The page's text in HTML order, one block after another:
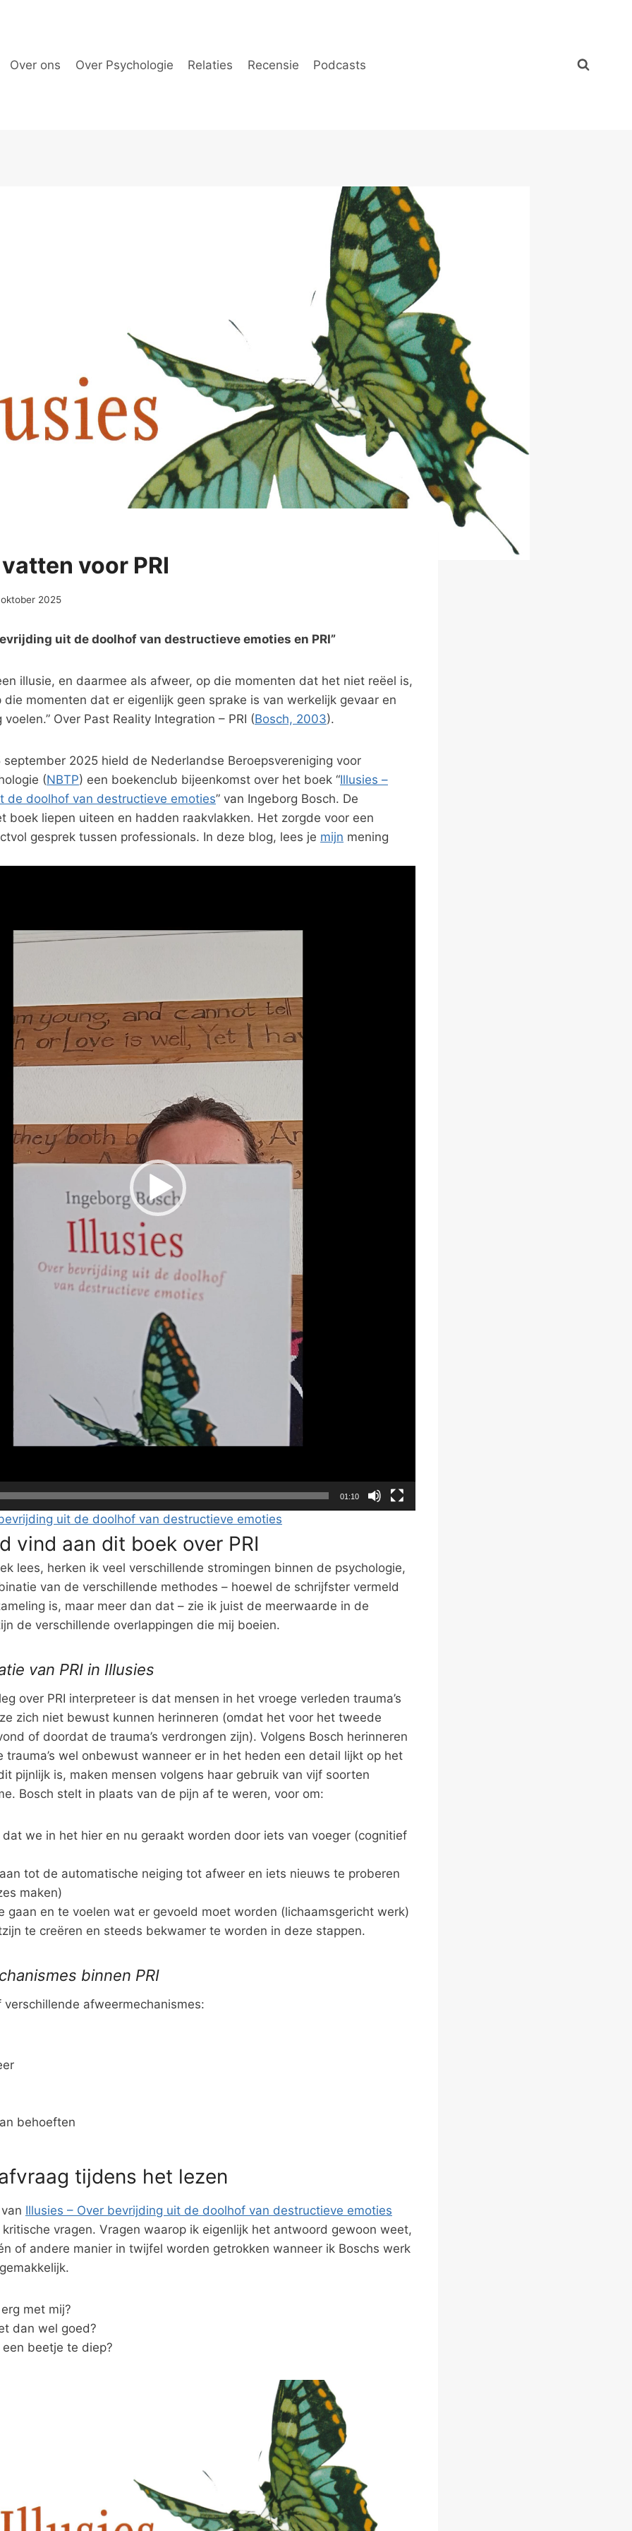
Over ons Over Psychologie Relaties Recensie Podcasts
voor PRI
2025
uit de doolhof van destructieve emoties en PRI”
illusie, en daarmee als afweer, op die momenten dat het niet reëel is,
momenten dat er eigenlijk geen sprake is van werkelijk gevaar en
Over Past Reality Integration – PRI (Bosch, 2003).
2025 hield de Nederlandse Beroepsvereniging voor
(NBTP) een boekenclub bijeenkomst over het boek “Illusies –
de doolhof van destructieve emoties” van Ingeborg Bosch. De
boek liepen uiteen en hadden raakvlakken. Het zorgde voor een
gesprek tussen professionals. In deze blog, lees je mijn mening
01:10
uit de doolhof van destructieve emoties
vind aan dit boek over PRI
lees, herken ik veel verschillende stromingen binnen de psychologie,
van de verschillende methodes – hoewel de schrijfster vermeld
is, maar meer dan dat – zie ik juist de meerwaarde in de
de verschillende overlappingen die mij boeien.
van PRI in Illusies
over PRI interpreteer is dat mensen in het vroege verleden trauma’s
zich niet bewust kunnen herinneren (omdat het voor het tweede
of doordat de trauma’s verdrongen zijn). Volgens Bosch herinneren
trauma’s wel onbewust wanneer er in het heden een detail lijkt op het
pijnlijk is, maken mensen volgens haar gebruik van vijf soorten
Bosch stelt in plaats van de pijn af te weren, voor om:
we in het hier en nu geraakt worden door iets van voeger (cognitief
tot de automatische neiging tot afweer en iets nieuws te proberen
maken)
gaan en te voelen wat er gevoeld moet worden (lichaamsgericht werk)
te creëren en steeds bekwamer te worden in deze stappen.
binnen PRI
verschillende afweermechanismes:
behoeften
tijdens het lezen
Illusies – Over bevrijding uit de doolhof van destructieve emoties
vragen. Vragen waarop ik eigenlijk het antwoord gewoon weet,
of andere manier in twijfel worden getrokken wanneer ik Boschs werk
met mij?
dan wel goed?
beetje te diep?